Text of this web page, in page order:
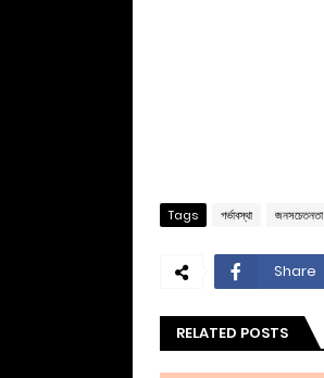
Tags গর্ভাবস্থা জনসচেতনতা
Share
RELATED POSTS